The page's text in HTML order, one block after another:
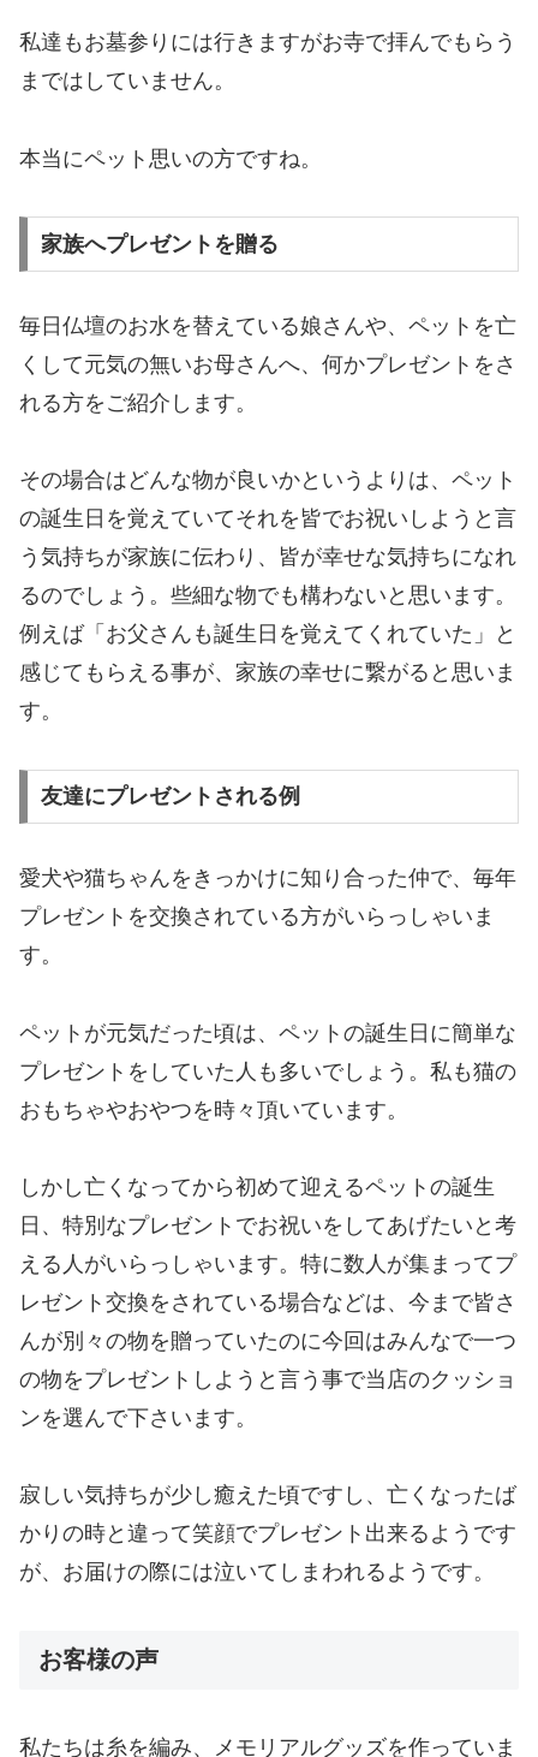
私達もお墓参りには行きますがお寺で拝んでもらう
まではしていません。
本当にペット思いの方ですね。
家族へプレゼントを贈る
毎日仏壇のお水を替えている娘さんや、ペットを亡
くして元気の無いお母さんへ、何かプレゼントをさ
れる方をご紹介します。
その場合はどんな物が良いかというよりは、ペット
の誕生日を覚えていてそれを皆でお祝いしようと言
う気持ちが家族に伝わり、皆が幸せな気持ちになれ
るのでしょう。些細な物でも構わないと思います。
例えば「お父さんも誕生日を覚えてくれていた」と
感じてもらえる事が、家族の幸せに繋がると思いま
す。
友達にプレゼントされる例
愛犬や猫ちゃんをきっかけに知り合った仲で、毎年
プレゼントを交換されている方がいらっしゃいま
す。
ペットが元気だった頃は、ペットの誕生日に簡単な
プレゼントをしていた人も多いでしょう。私も猫の
おもちゃやおやつを時々頂いています。
しかし亡くなってから初めて迎えるペットの誕生
日、特別なプレゼントでお祝いをしてあげたいと考
える人がいらっしゃいます。特に数人が集まってプ
レゼント交換をされている場合などは、今まで皆さ
んが別々の物を贈っていたのに今回はみんなで一つ
の物をプレゼントしようと言う事で当店のクッショ
ンを選んで下さいます。
寂しい気持ちが少し癒えた頃ですし、亡くなったば
かりの時と違って笑顔でプレゼント出来るようです
が、お届けの際には泣いてしまわれるようです。
お客様の声
私たちは糸を編み、メモリアルグッズを作っていま